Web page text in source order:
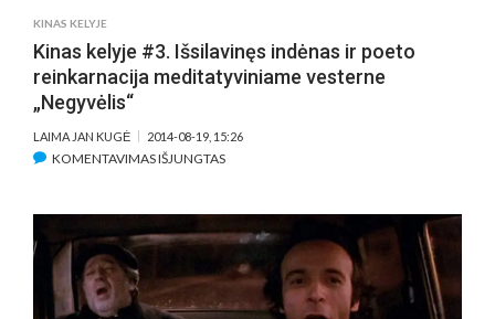
KINAS KELYJE
Kinas kelyje #3. Išsilavinęs indėnas ir poeto
reinkarnacija meditatyviniame vesterne
„Negyvėlis“
LAIMA JAN KUGĖ 2014-08-19, 15:26
KOMENTAVIMAS IŠJUNGTASĮRAŠE
IŠSILAVINĘS
INDĖNAS